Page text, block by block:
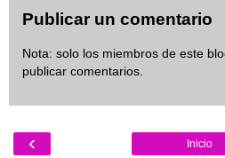
Publicar un comentario
Nota: solo los miembros de este
publicar comentarios.
‹ Inicio